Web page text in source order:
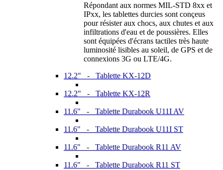
Répondant aux normes MIL-STD 8xx et
IPxx, les tablettes durcies sont conçeus
pour résister aux chocs, aux chutes et aux
infiltrations d'eau et de poussières. Elles
sont équipées d'écrans tactiles très haute
luminosité lisibles au soleil, de GPS et de
connexions 3G ou LTE/4G.
12.2" - Tablette KX-12D
12.2" - Tablette KX-12R
11.6" - Tablette Durabook U11I AV
11.6" - Tablette Durabook U11I ST
11.6" - Tablette Durabook R11 AV
11.6" - Tablette Durabook R11 ST